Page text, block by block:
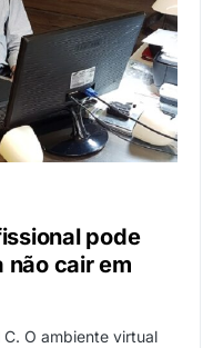
pode
não cair em
O ambiente virtual